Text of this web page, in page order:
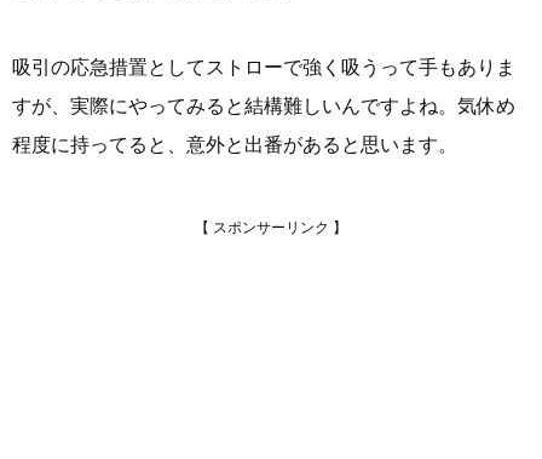
吸引の応急措置としてストローで強く吸うって手もありま
すが、実際にやってみると結構難しいんですよね。気休め
程度に持ってると、意外と出番があると思います。